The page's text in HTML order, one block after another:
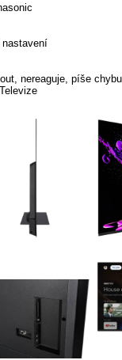
nastavení
nereaguje, píše